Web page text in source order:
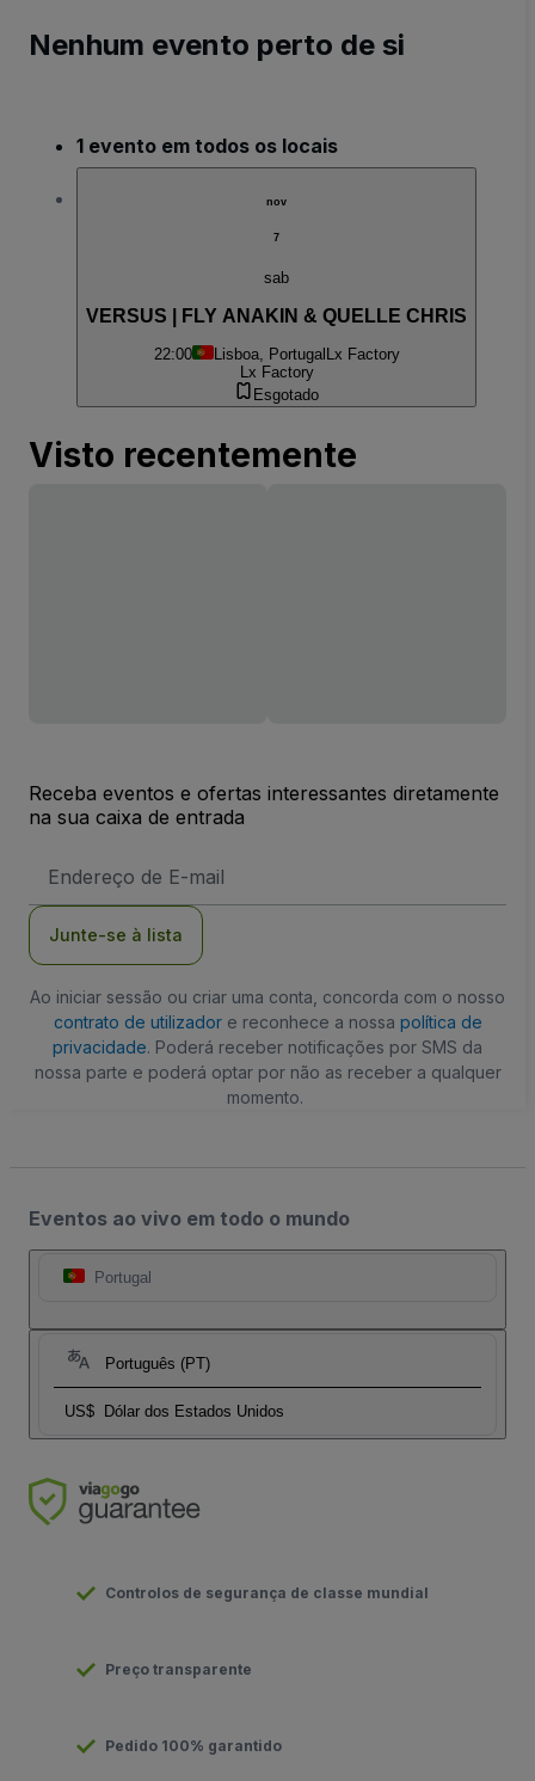
Nenhum evento perto de si
1 evento em todos os locais
nov
7
sab
VERSUS | FLY ANAKIN & QUELLE CHRIS
22:00 Lisboa, Portugal Lx Factory
Lx Factory
Esgotado
Visto recentemente
Receba eventos e ofertas interessantes diretamente
na sua caixa de entrada
de
Junte-se à lista
Ao iniciar sessão ou criar uma conta, concorda com o nosso
contrato de utilizadore reconhece a nossa política de
privacidade. Poderá receber notificações por SMS da
nossa parte e poderá optar por não as receber a qualquer
momento.
Eventos ao vivo em todo o mundo
Portugal
Português (PT)
US$ Dólar dos Estados Unidos
Controlos de segurança de classe mundial
Preço transparente
Pedido 100% garantido